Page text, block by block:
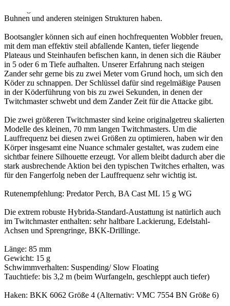
Buhnen und anderen steinigen Strukturen haben.
Bootsangler können sich auf einen hochfrequenten Wobbler freuen,
mit dem man effektiv steil abfallende Kanten, tiefer liegende
Plateaus und Steinhaufen befischen kann, in denen sich die Räuber
in 5 oder 6 m Tiefe aufhalten. Unserer Erfahrung nach steigen
Zander sehr gerne bis zu zwei Meter vom Grund hoch, um sich den
Köder zu schnappen. Der Schlüssel dafür sind regelmäßige Pausen
in der Köderführung von bis zu zwei Sekunden, in denen der
Twitchmaster schwebt und dem Zander Zeit für die Attacke gibt.
Die zwei größeren Twitchmaster sind keine originalgetreu skalierten
Modelle des kleinen, 70 mm langen Twitchmasters. Um die
Lauffrequenz bei diesen zwei Größen zu optimieren, haben wir den
Körper insgesamt eine Nuance schmaler gestaltet, was zudem eine
sichtbar feinere Silhouette erzeugt. Vor allem bleibt dadurch aber die
stark ausbrechende Aktion bei den typischen Twitches erhalten, was
für den Fangerfolg neben der Lauffrequenz sehr wichtig ist.
Rutenempfehlung: Predator Perch, BA Cast ML 15 g WG
Die extrem robuste Hybrida-Standard-Austattung ist natürlich auch
im Twitchmaster enthalten: sehr haltbare Lackierung, Edelstahl-
Achsen und Sprengringe, BKK-Drillinge.
Länge: 85 mm
Gewicht: 15 g
Schwimmverhalten: Suspending/ Slow Floating
Tauchtiefe: bis 3,2 m (beim Wurfangeln, geschleppt auch tiefer)
Haken: BKK 6062 Größe 4 (Alternativ: VMC 7554 BN Größe 6)